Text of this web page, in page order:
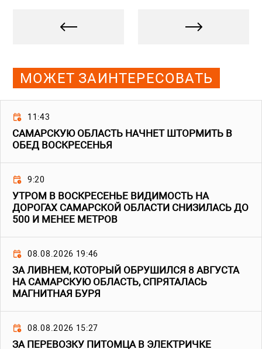
МОЖЕТ ЗАИНТЕРЕСОВАТЬ
11:43
САМАРСКУЮ ОБЛАСТЬ НАЧНЕТ ШТОРМИТЬ В
ОБЕД ВОСКРЕСЕНЬЯ
9:20
УТРОМ В ВОСКРЕСЕНЬЕ ВИДИМОСТЬ НА
ДОРОГАХ САМАРСКОЙ ОБЛАСТИ СНИЗИЛАСЬ ДО
500 И МЕНЕЕ МЕТРОВ
08.08.2026 19:46
ЗА ЛИВНЕМ, КОТОРЫЙ ОБРУШИЛСЯ 8 АВГУСТА
НА САМАРСКУЮ ОБЛАСТЬ, СПРЯТАЛАСЬ
МАГНИТНАЯ БУРЯ
08.08.2026 15:27
ЗА ПЕРЕВОЗКУ ПИТОМЦА В ЭЛЕКТРИЧКЕ